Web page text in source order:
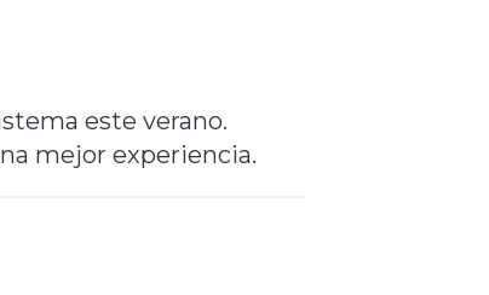
este verano.
mejor experiencia.